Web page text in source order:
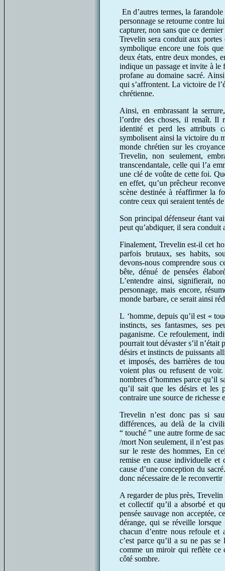
En d’autres termes, la
personnage se retourne contre
capturer, non sans que ce
Trevelin sera conduit aux
symbolique encore une fois
deux états, entre deux mondes,
indique un passage et invite à
profane au domaine sacré.
qui s’affrontent. La victoire de
chrétienne.
Ainsi, en embrassant la
l’ordre des choses, il renaît. Il
identité et perd les attributs
symbolisent ainsi la victoire du
monde chrétien sur les
Trevelin, non seulement,
transcendantale, celle qui l’a
une clé de voûte de cette foi.
en effet, qu’un prêcheur
scène destinée à réaffirmer la
contre ceux qui seraient tentés
Son principal défenseur étant
peut qu’abdiquer, il sera
Finalement, Trevelin est-il cet
parfois brutaux, ses habits,
devons-nous comprendre sous
bête, dénué de pensées
L’entendre ainsi, signifierait,
personnage, mais encore,
monde barbare, ce serait ainsi
L ‘homme, depuis qu’il est «
instincts, ses fantasmes, ses
paganisme. Ce refoulement,
pourrait tout dévaster s’il
désirs et instincts de puissants
et imposés, des barrières de
voient plus ou refusent de
nombres d’hommes parce qu’il
qu’il sait que les désirs et les
contraire une source de
Trevelin n’est donc pas si
différences, au delà de la
“ touché ” une autre forme de
/mort Non seulement, il n’est
sur le reste des hommes, En
remise en cause individuelle et
cause d’une conception du
donc nécessaire de le
A regarder de plus près,
et collectif qu’il a absorbé et
pensée sauvage non acceptée,
dérange, qui se réveille
chacun d’entre nous refoule et
c’est parce qu’il a su ne pas
comme un miroir qui reflète ce
côté sombre.